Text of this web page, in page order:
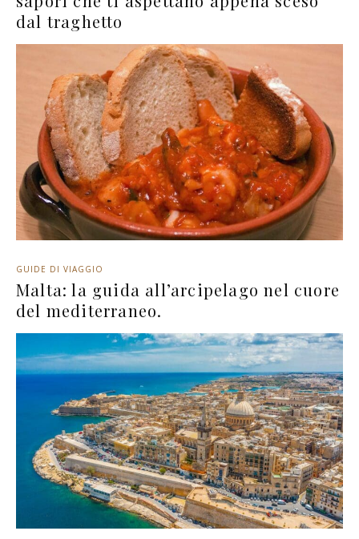
dal traghetto
GUIDE DI VIAGGIO
Malta: la guida all’arcipelago nel cuore
del mediterraneo.